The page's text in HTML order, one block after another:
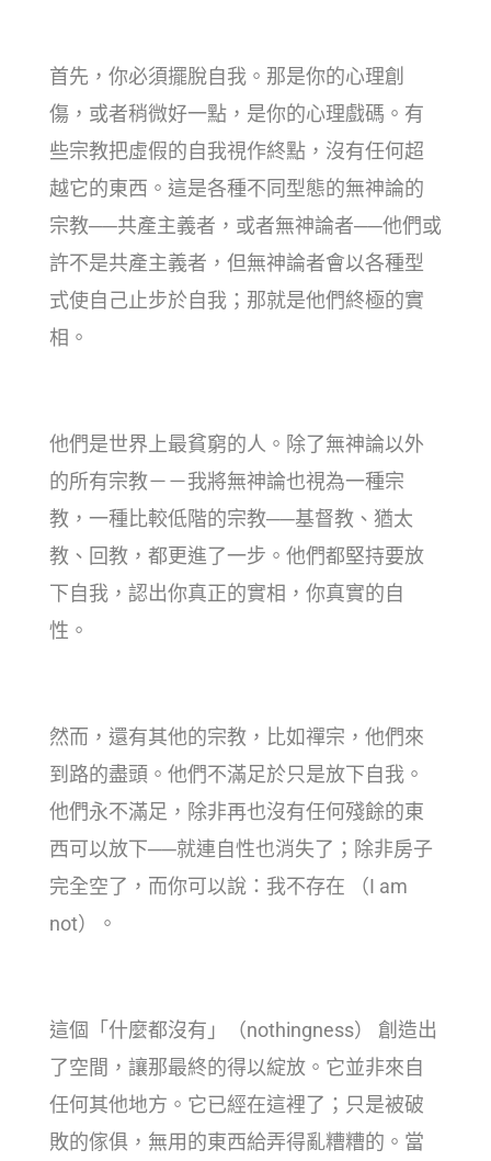
首先，你必須擺脫自我。那是你的心理創
傷，或者稍微好一點，是你的心理戲碼。有
些宗教把虛假的自我視作終點，沒有任何超
越它的東西。這是各種不同型態的無神論的
宗教──共產主義者，或者無神論者──他們或
許不是共產主義者，但無神論者會以各種型
式使自己止步於自我；那就是他們終極的實
相。
他們是世界上最貧窮的人。除了無神論以外
的所有宗教－－我將無神論也視為一種宗
教，一種比較低階的宗教──基督教、猶太
教、回教，都更進了一步。他們都堅持要放
下自我，認出你真正的實相，你真實的自
性。
然而，還有其他的宗教，比如禪宗，他們來
到路的盡頭。他們不滿足於只是放下自我。
他們永不滿足，除非再也沒有任何殘餘的東
西可以放下──就連自性也消失了；除非房子
完全空了，而你可以說：我不存在 （I am
not）。
這個「什麼都沒有」（nothingness） 創造出
了空間，讓那最終的得以綻放。它並非來自
任何其他地方。它已經在這裡了；只是被破
敗的傢俱，無用的東西給弄得亂糟糟的。當